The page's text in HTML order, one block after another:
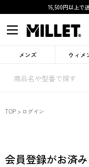
16,500円以上で
メンズ ウィメ
TOP ログイン
会員登録がお済